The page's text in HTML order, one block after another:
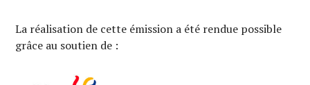
La réalisation de cette émission a été rendue possible
grâce au soutien de :